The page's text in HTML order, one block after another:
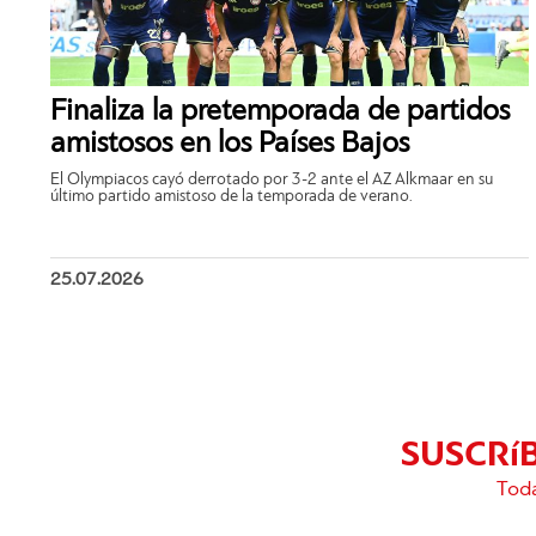
Finaliza la pretemporada de partidos
amistosos en los Países Bajos
El Olympiacos cayó derrotado por 3-2 ante el AZ Alkmaar en su
último partido amistoso de la temporada de verano.
25.07.2026